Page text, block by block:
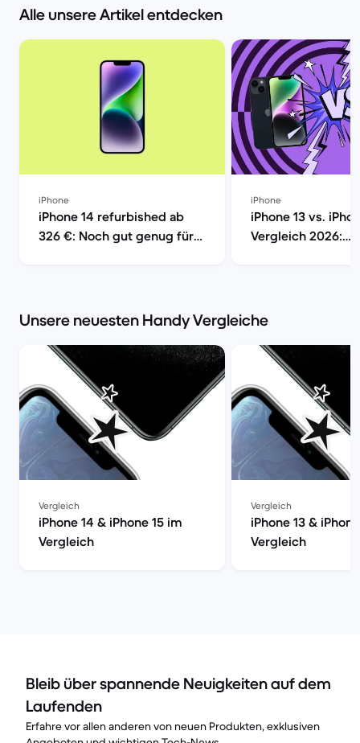
Alle unsere Artikel entdecken
iPhone
iPhone 14 refurbished ab
326 €: Noch gut genug für
iPhone
iPhone 13 vs.
Vergleich 2026:
Unsere neuesten Handy Vergleiche
Vergleich
iPhone 14 & iPhone 15 im
Vergleich
Vergleich
iPhone 13 &
Vergleich
Bleib über spannende Neuigkeiten auf dem
Laufenden
Erfahre vor allen anderen von neuen Produkten, exklusiven